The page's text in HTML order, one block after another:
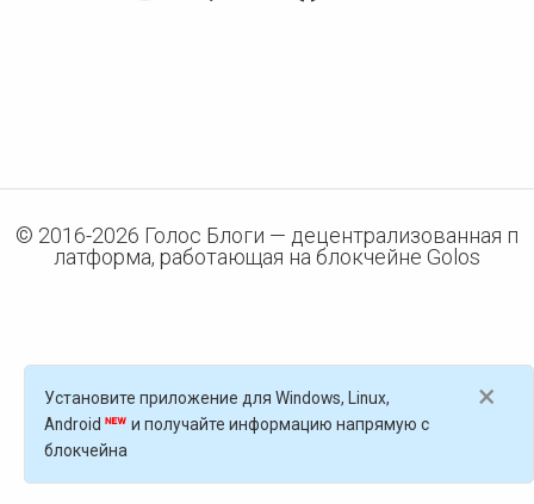
© 2016-2026 Голос Блоги — децентрализованная п
латформа, работающая на блокчейне Golos
×
Установите приложение для Windows, Linux,
Android
и получайте информацию напрямую с
блокчейна